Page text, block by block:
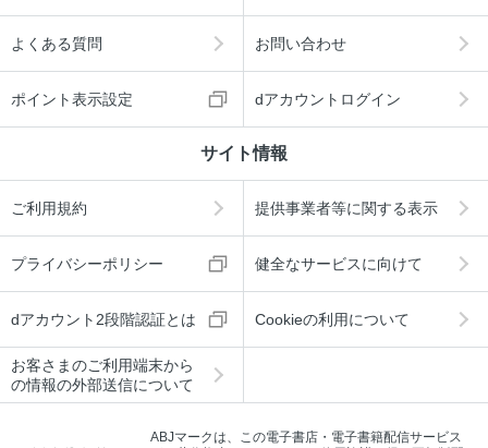
よくある質問 お問い合わせ
ポイント表示設定 dアカウントログイン
サイト情報
ご利用規約 提供事業者等に関する表示
プライバシーポリシー 健全なサービスに向けて
dアカウント2段階認証とは Cookieの利用について
お客さまのご利用端末から
の情報の外部送信について
ABJマークは、この電子書店・電子書籍配信サービス